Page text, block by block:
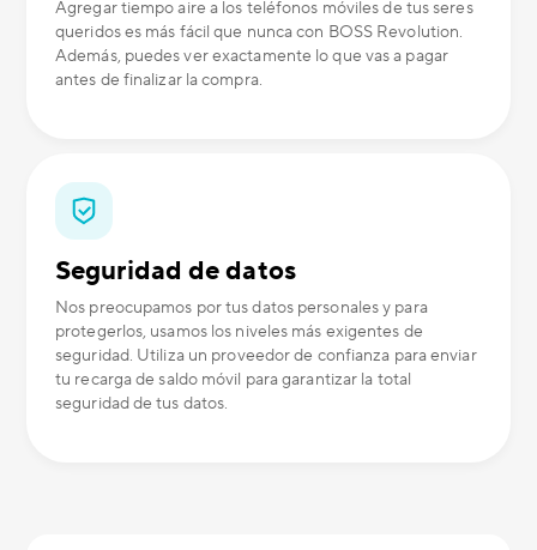
Agregar tiempo aire a los teléfonos móviles de tus seres
queridos es más fácil que nunca con BOSS Revolution.
Además, puedes ver exactamente lo que vas a pagar
antes de finalizar la compra.
Seguridad de datos
Nos preocupamos por tus datos personales y para
protegerlos, usamos los niveles más exigentes de
seguridad. Utiliza un proveedor de confianza para enviar
tu recarga de saldo móvil para garantizar la total
seguridad de tus datos.